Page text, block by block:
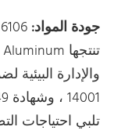
جودة المواد:
تلبي احتياجات